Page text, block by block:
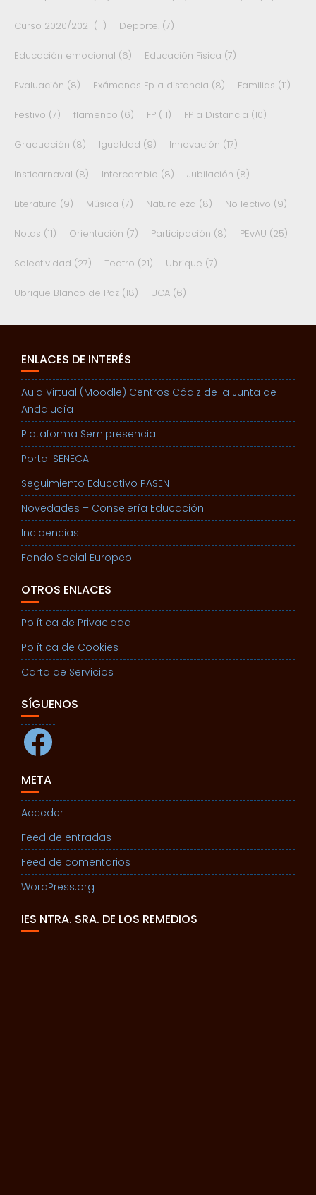
Curso 2020/2021 (11) Deporte. (7)
Educación emocional (6) Educación Física (7)
Evaluación (8) Exámenes Fp a distancia (8) Familias (11)
Festivo (7) flamenco (6) FP (11) FP a Distancia (10)
Graduación (8) Igualdad (9) Innovación (17)
Insticarnaval (8) Intercambio (8) Jubilación (8)
Literatura (9) Música (7) Naturaleza (8) No lectivo (9)
Notas (11) Orientación (7) Participación (8) PEvAU (25)
Selectividad (27) Teatro (21) Ubrique (7)
Ubrique Blanco de Paz (18) UCA (6)
ENLACES DE INTERÉS
Aula Virtual (Moodle) Centros Cádiz de la Junta de
Andalucía
Plataforma Semipresencial
Portal SENECA
Seguimiento Educativo PASEN
Novedades – Consejería Educación
Incidencias
Fondo Social Europeo
OTROS ENLACES
Política de Privacidad
Política de Cookies
Carta de Servicios
SÍGUENOS
Facebook
META
Acceder
Feed de entradas
Feed de comentarios
WordPress.org
IES NTRA. SRA. DE LOS REMEDIOS